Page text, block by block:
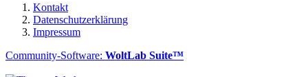
Kontakt
Datenschutzerklärung
Impressum
Community-Software: WoltLab Suite™